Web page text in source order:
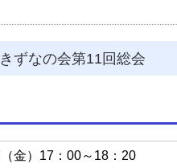
ずなの会第11回総会
金）17：00～18：20